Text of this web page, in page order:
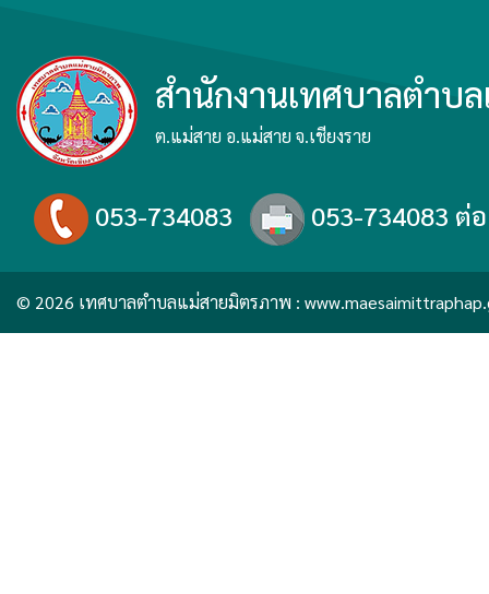
สำนักงานเทศบาลตำบ
ต.แม่สาย อ.แม่สาย จ.เชียงราย
053-734083 053-734083 ต่
© 2026 เทศบาลตำบลแม่สายมิตรภาพ :